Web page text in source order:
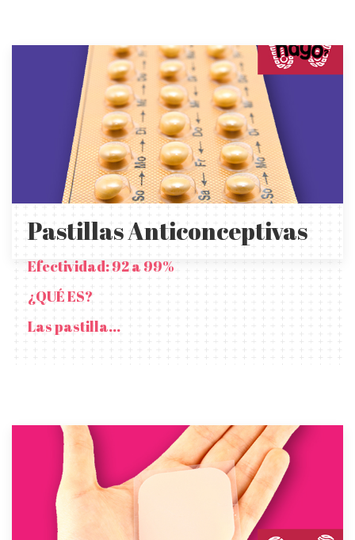
Pastillas Anticonceptivas
Efectividad: 92 a 99%
¿QUÉ ES?
Las pastilla...